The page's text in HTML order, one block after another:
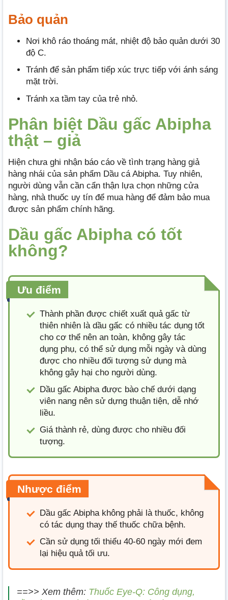
Bảo quản
Nơi khô ráo thoáng mát, nhiệt độ bảo quản dưới 30
độ C.
Tránh để sản phẩm tiếp xúc trực tiếp với ánh sáng
mặt trời.
Tránh xa tầm tay của trẻ nhỏ.
Phân biệt Dầu gấc Abipha
thật – giả
Hiện chưa ghi nhận báo cáo về tình trạng hàng giả
hàng nhái của sản phẩm Dầu cá Abipha. Tuy nhiên,
người dùng vẫn cần cẩn thận lựa chọn những cửa
hàng, nhà thuốc uy tín để mua hàng để đảm bảo mua
được sản phẩm chính hãng.
Dầu gấc Abipha có tốt
không?
Ưu điểm
Thành phần được chiết xuất quả gấc từ
thiên nhiên là dầu gấc có nhiều tác dụng tốt
cho cơ thể nên an toàn, không gây tác
dụng phụ, có thể sử dụng mỗi ngày và dùng
được cho nhiều đối tượng sử dụng mà
không gây hại cho người dùng.
Dầu gấc Abipha được bào chế dưới dạng
viên nang nên sử dựng thuận tiện, dễ nhớ
liều.
Giá thành rẻ, dùng được cho nhiều đối
tượng.
Nhược điểm
Dầu gấc Abipha không phải là thuốc, không
có tác dụng thay thế thuốc chữa bệnh.
Cần sử dụng tối thiểu 40-60 ngày mới đem
lại hiệu quả tối ưu.
==>> Xem thêm: Thuốc Eye-Q: Công dụng,